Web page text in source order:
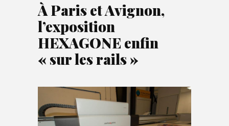
À Paris et Avignon,
l’exposition
HEXAGONE enfin
« sur les rails »